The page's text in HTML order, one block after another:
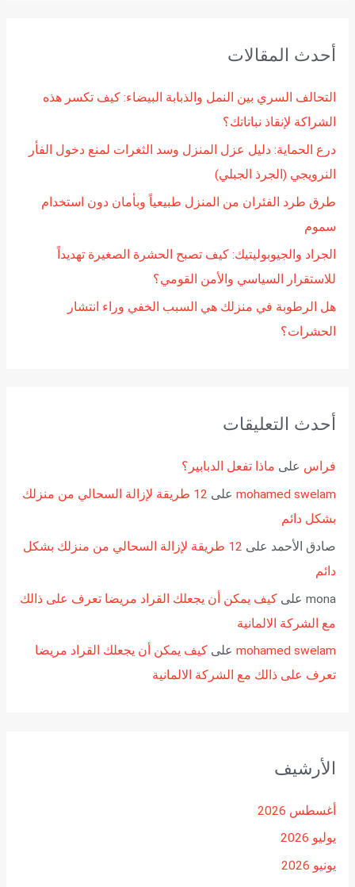
ثأحدث المقالات
التحالف السري بين النمل والذبابة البيضاء: كيف تكسر هذه
الشراكة لإنقاذ نباتاتك؟
درع الحماية: دليل عزل المنزل وسد الثغرات لمنع دخول الفأر
النرويجي (الجرذ الجبلي)
طرق طرد الفئران من المنزل طبيعياً وبأمان دون استخدام
سموم
الجراد والجيوبوليتيك: كيف تصبح الحشرة الصغيرة تهديداً
للاستقرار السياسي والأمن القومي؟
هل الرطوبة في منزلك هي السبب الخفي وراء انتشار
الحشرات؟
أحدث التعليقات
فراس على ماذا تفعل الدبابير؟
mohamed swelamعلى
12 طريقة لإزالة السحالي من منزلك
بشكل دائم
صادق الأحمد على
12 طريقة لإزالة السحالي من منزلك بشكل
دائم
monaعلى كيف يمكن أن يجعلك القراد مريضا تعرف على ذالك
مع الشركة الالمانية
mohamed swelamعلى كيف يمكن أن يجعلك القراد مريضا
تعرف على ذالك مع الشركة الالمانية
الأرشيف
أغسطس 2026
يوليو 2026
يونيو 2026